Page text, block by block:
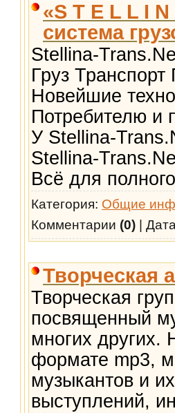
«S T E L L I
система
Stellina-
Груз Транспорт
Новейшие
Потребителю и
У Stellina-
Stellina-
Всё для
Категория: Общие
Комментарии (0) |
Творческая
Творческая
посвященный
многих других.
формате mp3,
музыкантов и
выступлений,